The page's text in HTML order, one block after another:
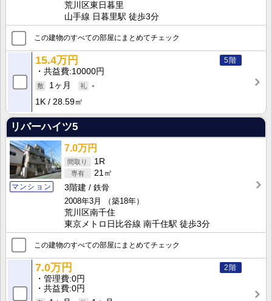
荒川区東日暮里
山手線 日暮里駅 徒歩3分
この建物のすべての部屋にまとめてチェック
5階
15.4万円
共益費 10000円
1ヶ月
-
1K
28.59㎡
リバーハイツ5
マンション
7.0万円
1R
21㎡
3階建
鉄骨
2008年3月
（築18年）
荒川区南千住
東京メトロ日比谷線 南千住駅 徒歩3分
この建物のすべての部屋にまとめてチェック
2階
7.0万円
管理費 0円
共益費 0円